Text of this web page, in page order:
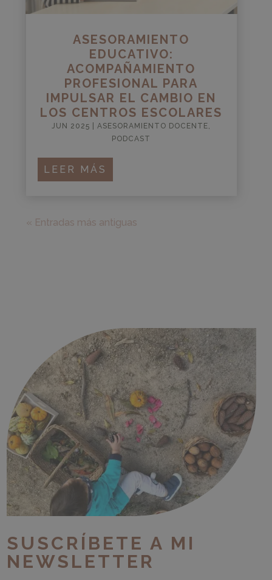
ASESORAMIENTO
EDUCATIVO:
ACOMPAÑAMIENTO
PROFESIONAL PARA
IMPULSAR EL CAMBIO EN
LOS CENTROS ESCOLARES
JUN 2025 |ASESORAMIENTO DOCENTE,
PODCAST
LEER MÁS
« Entradas más antiguas
SUSCRÍBETE A MI
NEWSLETTER